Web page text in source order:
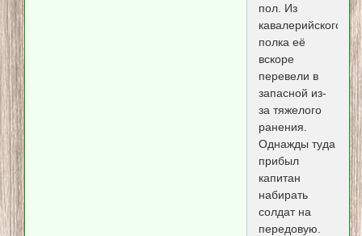
пол. Из
кавалерийского
полка её
вскоре
перевели в
запасной из-
за тяжелого
ранения.
Однажды туда
прибыл
капитан
набирать
солдат на
передовую.